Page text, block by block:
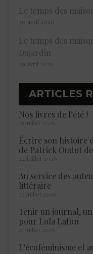
Le temps des
30 avril 2020
Le temps des
Dujardin
29 avril 2020
ARTICLES
Nos livres de l’été !
25 juillet 2026
Écrire son histoire
de Patrick Oudot
24 juillet 2026
Au service des
littéraire
23 juillet 2026
Tenir un journal,
pour Lola Lafon
21 juillet 2026
L’écoféminisme et